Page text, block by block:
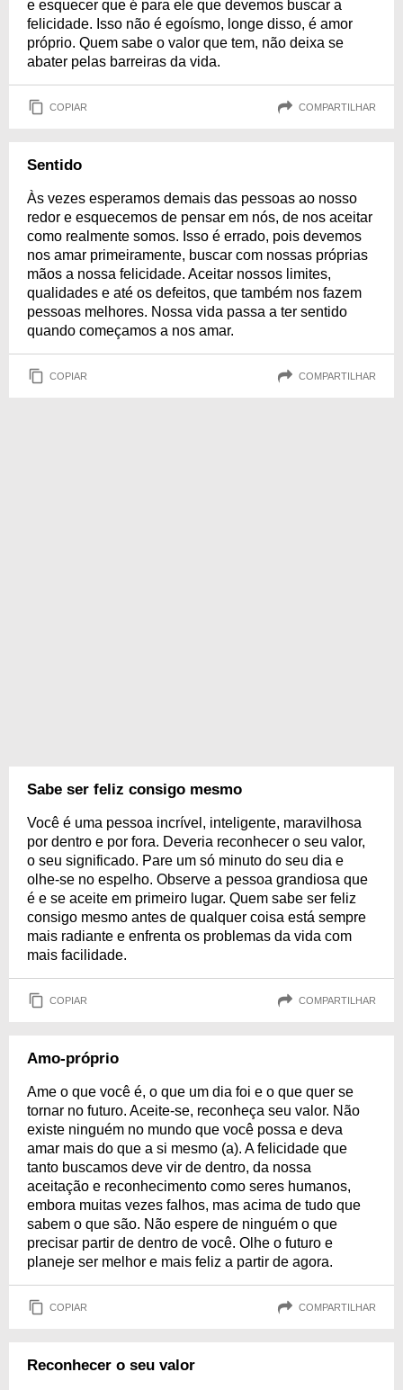
e esquecer que é para ele que devemos buscar a
felicidade. Isso não é egoísmo, longe disso, é amor
próprio. Quem sabe o valor que tem, não deixa se
abater pelas barreiras da vida.
COPIAR COMPARTILHAR
Sentido
Às vezes esperamos demais das pessoas ao nosso
redor e esquecemos de pensar em nós, de nos aceitar
como realmente somos. Isso é errado, pois devemos
nos amar primeiramente, buscar com nossas próprias
mãos a nossa felicidade. Aceitar nossos limites,
qualidades e até os defeitos, que também nos fazem
pessoas melhores. Nossa vida passa a ter sentido
quando começamos a nos amar.
COPIAR COMPARTILHAR
Sabe ser feliz consigo mesmo
Você é uma pessoa incrível, inteligente, maravilhosa
por dentro e por fora. Deveria reconhecer o seu valor,
o seu significado. Pare um só minuto do seu dia e
olhe-se no espelho. Observe a pessoa grandiosa que
é e se aceite em primeiro lugar. Quem sabe ser feliz
consigo mesmo antes de qualquer coisa está sempre
mais radiante e enfrenta os problemas da vida com
mais facilidade.
COPIAR COMPARTILHAR
Amo-próprio
Ame o que você é, o que um dia foi e o que quer se
tornar no futuro. Aceite-se, reconheça seu valor. Não
existe ninguém no mundo que você possa e deva
amar mais do que a si mesmo (a). A felicidade que
tanto buscamos deve vir de dentro, da nossa
aceitação e reconhecimento como seres humanos,
embora muitas vezes falhos, mas acima de tudo que
sabem o que são. Não espere de ninguém o que
precisar partir de dentro de você. Olhe o futuro e
planeje ser melhor e mais feliz a partir de agora.
COPIAR COMPARTILHAR
Reconhecer o seu valor